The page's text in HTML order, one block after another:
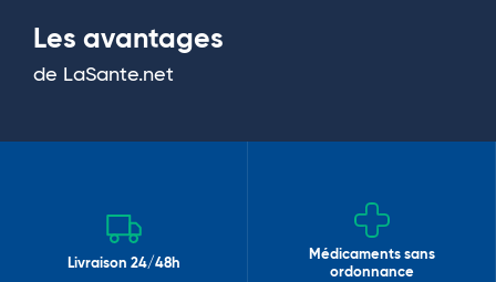
Les avantages
de LaSante.net
Livraison 24/48h
Médicaments sans
ordonnance